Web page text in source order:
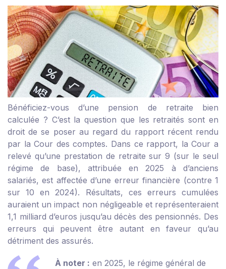
Bénéficiez-vous d’une pension de retraite bien
calculée ? C’est la question que les retraités sont en
droit de se poser au regard du rapport récent rendu
par la Cour des comptes. Dans ce rapport, la Cour a
relevé qu’une prestation de retraite sur 9 (sur le seul
régime de base), attribuée en 2025 à d’anciens
salariés, est affectée d’une erreur financière (contre 1
sur 10 en 2024). Résultats, ces erreurs cumulées
auraient un impact non négligeable et représenteraient
1,1 milliard d’euros jusqu’au décès des pensionnés. Des
erreurs qui peuvent être autant en faveur qu’au
détriment des assurés.
À noter : en 2025, le régime général de